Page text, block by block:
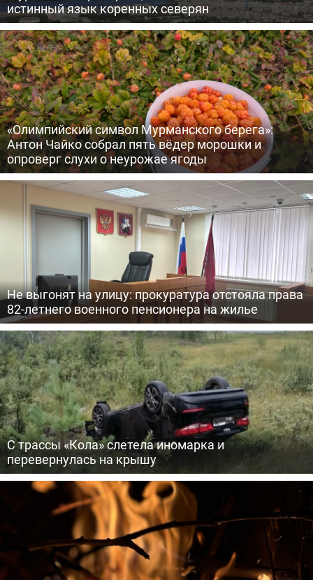
истинный язык коренных северян
«Олимпийский символ Мурманского берега»:
Антон Чайко собрал пять вёдер морошки и
опроверг слухи о неурожае ягоды
Не выгонят на улицу: прокуратура отстояла права
82-летнего военного пенсионера на жилье
С трассы «Кола» слетела иномарка и
перевернулась на крышу